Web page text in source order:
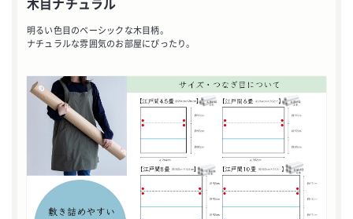
お買い物を続ける
カートへ進む
明るい色目のベーシックな木目柄。
ナチュラルな雰囲気のお部屋にぴったり。